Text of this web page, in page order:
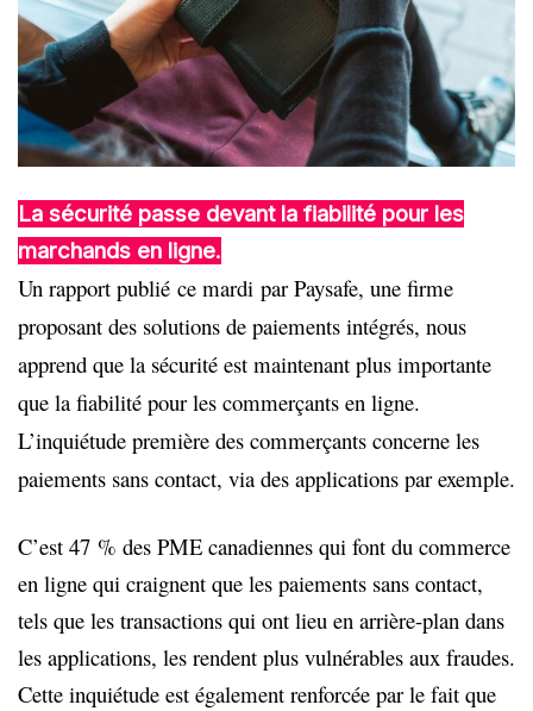
La sécurité passe devant la fiabilité pour les
marchands en ligne.
Un rapport publié ce mardi par Paysafe, une firme
proposant des solutions de paiements intégrés, nous
apprend que la sécurité est maintenant plus importante
que la fiabilité pour les commerçants en ligne.
L’inquiétude première des commerçants concerne les
paiements sans contact, via des applications par exemple.
C’est 47 % des PME canadiennes qui font du commerce
en ligne qui craignent que les paiements sans contact,
tels que les transactions qui ont lieu en arrière-plan dans
les applications, les rendent plus vulnérables aux fraudes.
Cette inquiétude est également renforcée par le fait que